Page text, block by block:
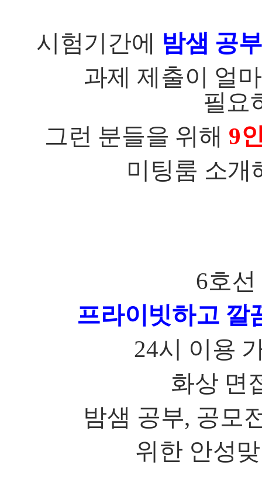
시험기간에 밤샘 공부
과제 제출이 얼
필요
그런 분들을 위해 9
미팅룸 소개
6호
프라이빗하고 깔
24시 이용
화상 면
밤샘 공부, 공모
위한 안성